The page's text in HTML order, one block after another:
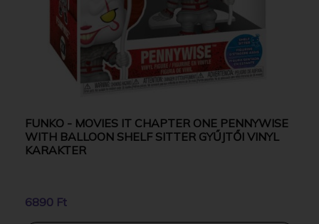
FUNKO - MOVIES IT CHAPTER ONE PENNYWISE
WITH BALLOON SHELF SITTER GYŰJTŐI VINYL
KARAKTER
6890 Ft